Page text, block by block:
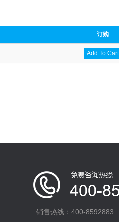
订购
Add To Cart
销售热线：400-8592883